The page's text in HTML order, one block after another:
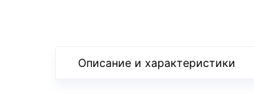
Описание и характеристики